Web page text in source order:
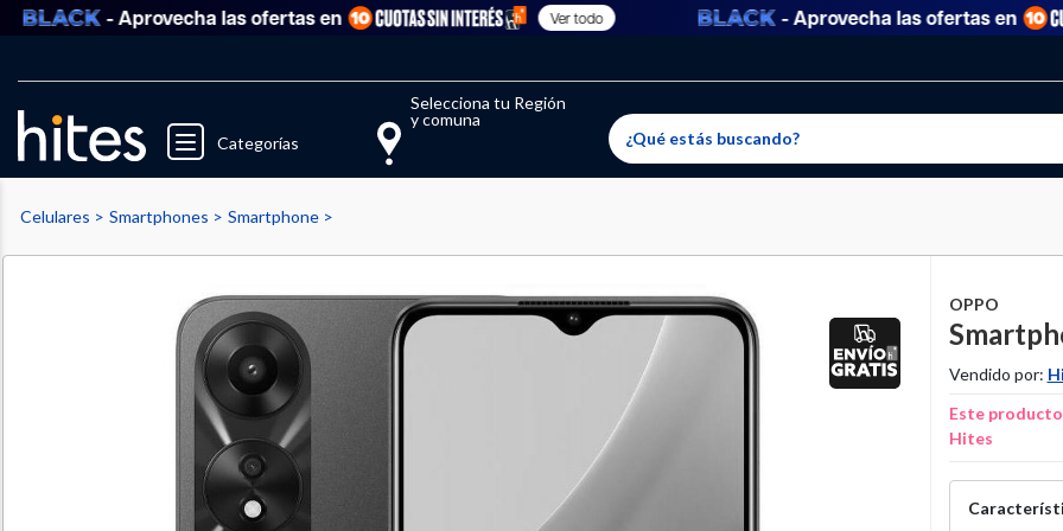
- Aprovecha las ofertas en Ver todo - Aprovecha las ofertas en
Categorías
Selecciona tu Región
y comuna
El producto ha sido eliminado correctamente
El producto ha sido agregado a tu lista de favoritos
Llegaste al límite de productos favoritos permitidos, para agregar uno nuevo ingresa a “Mi
Celulares Smartphones Smartphone
OPPO
Vendido por:
Este
Hites